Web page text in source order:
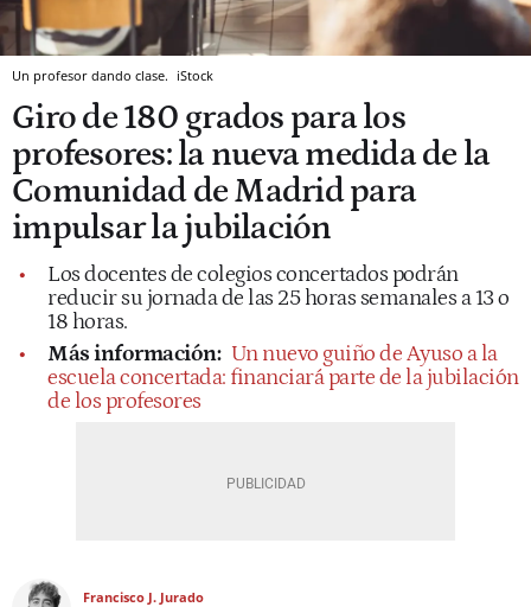
Un profesor dando clase. iStock
Giro de 180 grados para los
profesores: la nueva medida de la
Comunidad de Madrid para
impulsar la jubilación
Los docentes de colegios concertados podrán
reducir su jornada de las 25 horas semanales a 13 o
18 horas.
Más información: Un nuevo guiño de Ayuso a la
escuela concertada: financiará parte de la jubilación
de los profesores
Francisco J. Jurado